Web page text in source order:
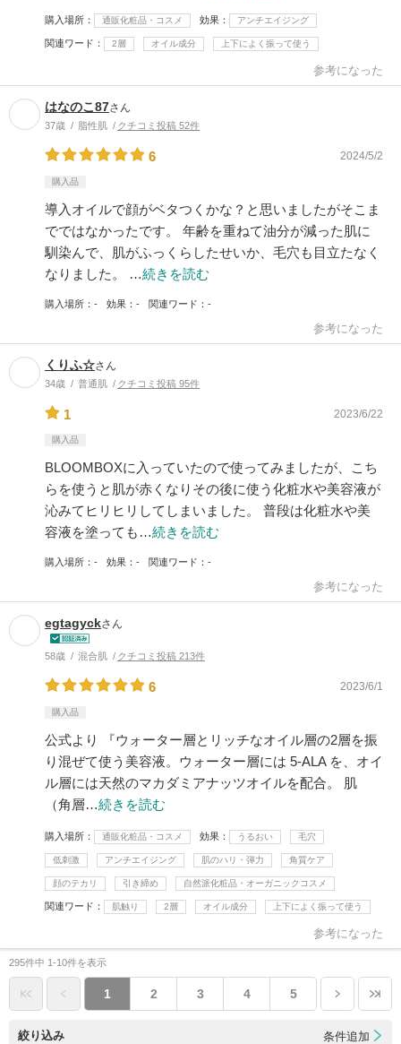
購入場所 通販化粧品・コスメ 効果 アンチエイジング
関連ワード 2層 オイル成分 上下によく振って使う
参考になった
はなのこ87さん
37歳 脂性肌 クチコミ投稿 52件
6 2024/5/2
購入品
導入オイルで顔がベタつくかな？と思いましたがそこま
でではなかったです。 年齢を重ねて油分が減った肌に
馴染んで、肌がふっくらしたせいか、毛穴も目立たなく
なりました。 …続きを読む
購入場所 - 効果 - 関連ワード -
参考になった
くりふ☆さん
34歳 普通肌 クチコミ投稿 95件
1 2023/6/22
購入品
BLOOMBOXに入っていたので使ってみましたが、こち
らを使うと肌が赤くなりその後に使う化粧水や美容液が
沁みてヒリヒリしてしまいました。 普段は化粧水や美
容液を塗っても…続きを読む
購入場所 - 効果 - 関連ワード -
参考になった
egtagyckさん
58歳 混合肌 クチコミ投稿 213件
6 2023/6/1
購入品
公式より 『ウォーター層とリッチなオイル層の2層を振
り混ぜて使う美容液。ウォーター層には 5-ALA を、オイ
ル層には天然のマカダミアナッツオイルを配合。 肌
（角層…続きを読む
購入場所 通販化粧品・コスメ 効果 うるおい 毛穴
低刺激 アンチエイジング 肌のハリ・弾力 角質ケア
顔のテカリ 引き締め 自然派化粧品・オーガニックコスメ
関連ワード 肌触り 2層 オイル成分 上下によく振って使う
参考になった
295件中 1-10件を表示
1 2 3 4 5
絞り込み 条件追加